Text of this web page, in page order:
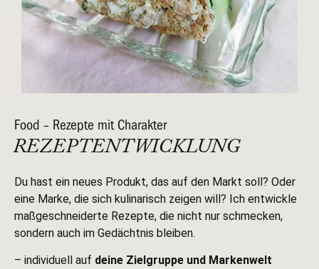
Food – Rezepte mit Charakter
REZEPTENTWICKLUNG
Du hast ein neues Produkt, das auf den Markt soll? Oder
eine Marke, die sich kulinarisch zeigen will? Ich entwickle
maßgeschneiderte Rezepte, die nicht nur schmecken,
sondern auch im Gedächtnis bleiben.
– individuell auf deine Zielgruppe und Markenwelt